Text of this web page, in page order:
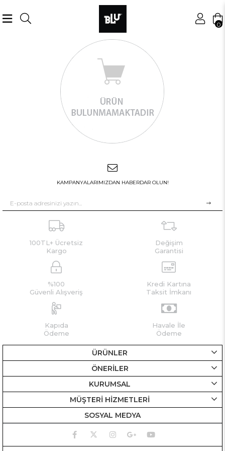
0
KAMPANYALARIMIZDAN HABERDAR OLUN!
100TL+ Ücretsiz
Kargo
Değişim
Garantisi
%100
Güvenli Alışveriş
Kredi Kartına
Taksit İmkanı
Kapıda
Ödeme
Havale İle
Ödeme
ÜRÜNLER
ÖNERİLER
KURUMSAL
MÜŞTERİ HİZMETLERİ
SOSYAL MEDYA